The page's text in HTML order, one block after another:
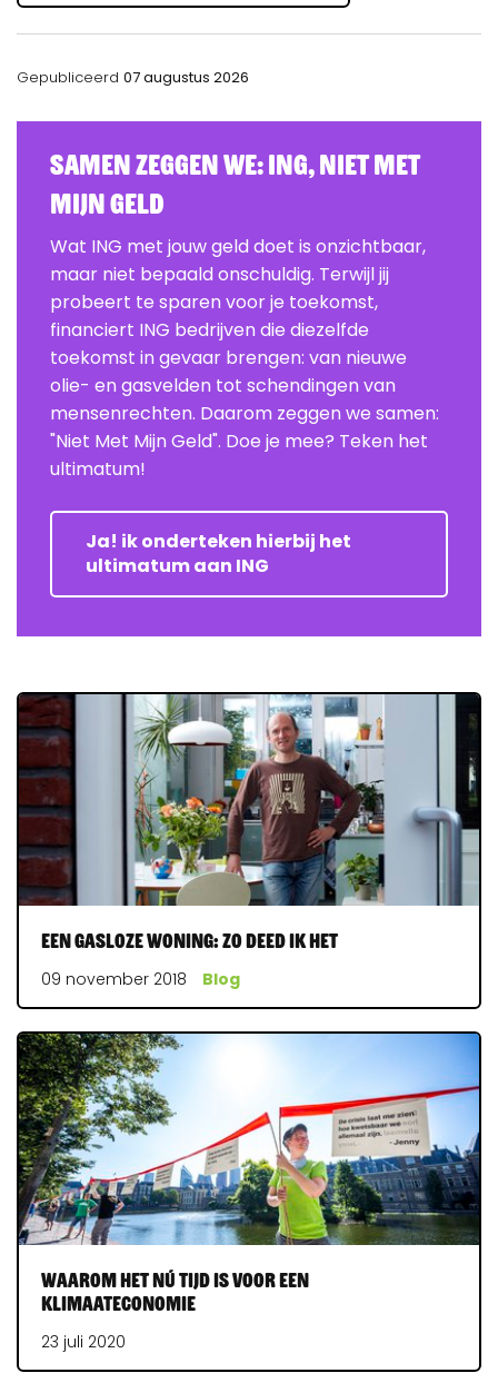
Gepubliceerd 07 augustus 2026
Samen zeggen we: ING, Niet Met
Mijn Geld
Wat ING met jouw geld doet is onzichtbaar,
maar niet bepaald onschuldig. Terwijl jij
probeert te sparen voor je toekomst,
financiert ING bedrijven die diezelfde
toekomst in gevaar brengen: van nieuwe
olie- en gasvelden tot schendingen van
mensenrechten. Daarom zeggen we samen:
"Niet Met Mijn Geld". Doe je mee? Teken het
ultimatum!
Ja! ik onderteken hierbij het
ultimatum aan ING
Een gasloze woning: zo deed ik het
09 november 2018 Blog
Waarom het nú tijd is voor een
klimaateconomie
23 juli 2020